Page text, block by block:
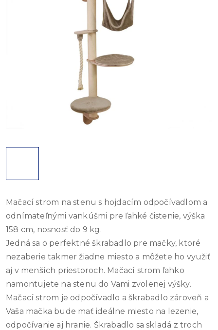
Mačací strom na stenu s hojdacím odpočívadlom a
odnímateľnými vankúšmi pre ľahké čistenie, výška
158 cm, nosnosť do 9 kg.
Jedná sa o perfektné škrabadlo pre mačky, ktoré
nezaberie takmer žiadne miesto a môžete ho využiť
aj v menších priestoroch. Mačací strom ľahko
namontujete na stenu do Vami zvolenej výšky.
Mačací strom je odpočívadlo a škrabadlo zároveň a
Vaša mačka bude mať ideálne miesto na lezenie,
odpočívanie aj hranie. Škrabadlo sa skladá z troch